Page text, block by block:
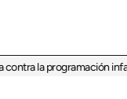
la programación infantil